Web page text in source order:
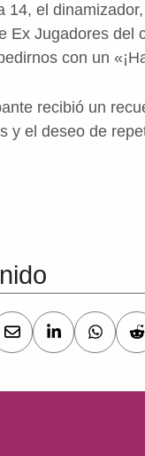
14, el
Ex Jugadores del
con un
recibió un
y el deseo de